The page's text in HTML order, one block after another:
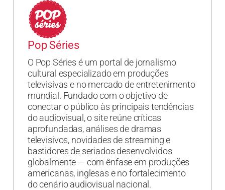
Pop Séries
O Pop Séries é um portal de jornalismo
cultural especializado em produções
televisivas e no mercado de entretenimento
mundial. Fundado com o objetivo de
conectar o público às principais tendências
do audiovisual, o site reúne críticas
aprofundadas, análises de dramas
televisivos, novidades de streaming e
bastidores de seriados desenvolvidos
globalmente — com ênfase em produções
americanas, inglesas e no fortalecimento
do cenário audiovisual nacional.